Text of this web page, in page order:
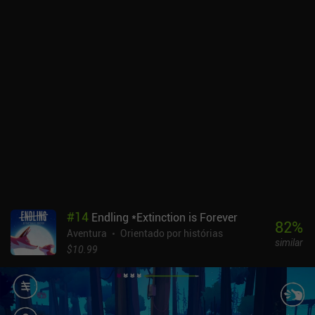
As pessoas cuidam de seus afazeres, os carros passam
rapidamente e os letreiros de neon piscam com exibições
holográficas vibrantes, tudo contribuindo para uma experiência de
jogo envolvente. Meu principal problema girava em torno dos
controles complicados do jogo, com o d-pad de movimento
ocupando uma parte significativa da tela, frequentemente
obstruindo os elementos interativos cruciais. Lacuna está
#14 Endling *Extinction is Forever
Aventura
Orientado por histórias
$10.99
82%
similar